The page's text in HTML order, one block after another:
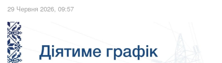
29 Червня 2026, 09:57